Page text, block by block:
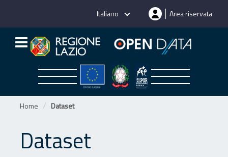
Italiano Area riservata
Home Dataset
Dataset